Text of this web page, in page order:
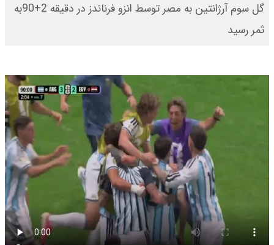
گل سوم آرژانتین به مصر توسط انزو فرناندز در دقیقه 2+90به
ثمر رسید